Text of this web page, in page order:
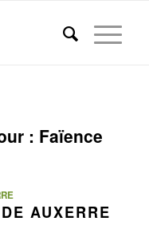
: Faïence
AUXERRE